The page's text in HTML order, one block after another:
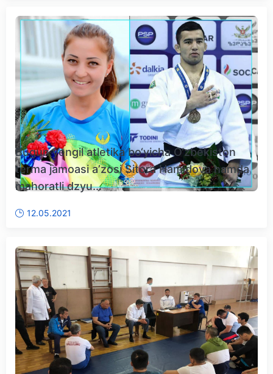
Bugun yengil atletika bo‘yicha O‘zbekiston
terma jamoasi aʼzosi Sitora Hamidova hamda
mahoratli dzyu...
12.05.2021